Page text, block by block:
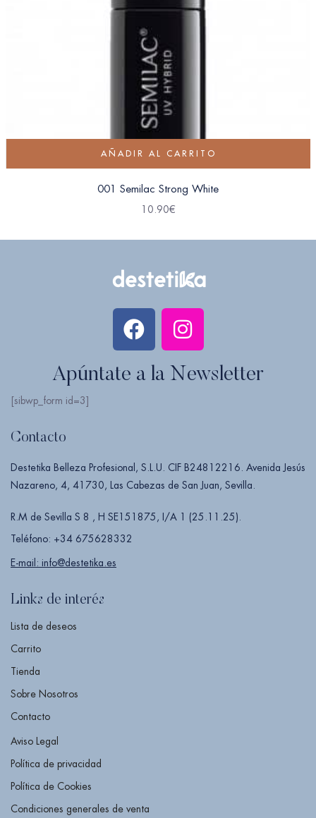
AÑADIR AL CARRITO
001 Semilac Strong White
10.90€
Apúntate a la Newsletter
[sibwp_form id=3]
Contacto
Destetika Belleza Profesional, S.L.U. CIF B24812216. Avenida Jesús
Nazareno, 4, 41730, Las Cabezas de San Juan, Sevilla.
R.M de Sevilla S 8 , H SE151875, I/A 1 (25.11.25).
Teléfono: +34 675628332
E-mail: info@destetika.es
Links de interés
Lista de deseos
Carrito
Tienda
Sobre Nosotros
Contacto
Aviso Legal
Política de privacidad
Política de Cookies
Condiciones generales de venta